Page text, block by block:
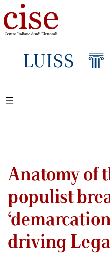
Anatomy of
populist
driving